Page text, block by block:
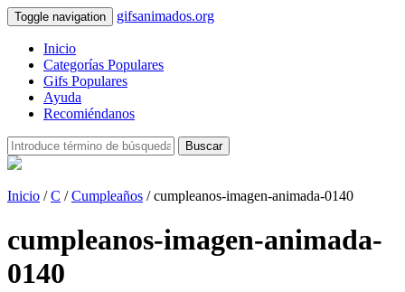
Toggle navigation gifsanimados.org
Inicio
Categorías Populares
Gifs Populares
Ayuda
Recomiéndanos
Buscar
Inicio /C /Cumpleaños / cumpleanos-imagen-animada-0140
cumpleanos-imagen-animada-
0140